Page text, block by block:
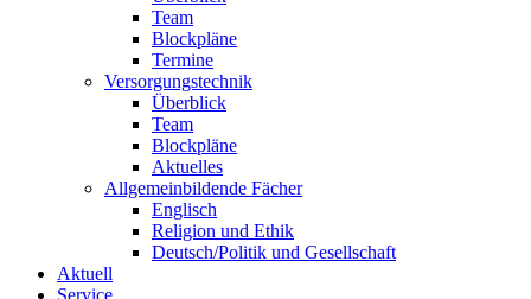
Team
Blockpläne
Termine
Versorgungstechnik
Überblick
Team
Blockpläne
Aktuelles
Allgemeinbildende Fächer
Englisch
Religion und Ethik
Deutsch/Politik und Gesellschaft
Aktuell
Service